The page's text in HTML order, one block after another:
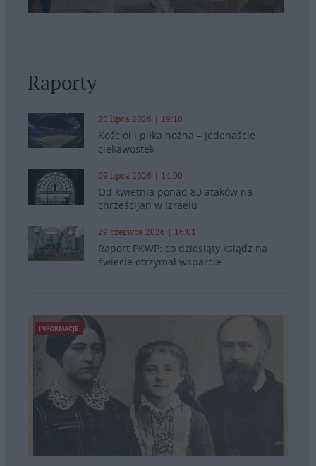
Raporty
20 lipca 2026 | 19:10
Kościół i piłka nożna – jedenaście
ciekawostek
09 lipca 2026 | 14:00
Od kwietnia ponad 80 ataków na
chrześcijan w Izraelu
29 czerwca 2026 | 16:01
Raport PKWP: co dziesiąty ksiądz na
świecie otrzymał wsparcie
INFORMACJE